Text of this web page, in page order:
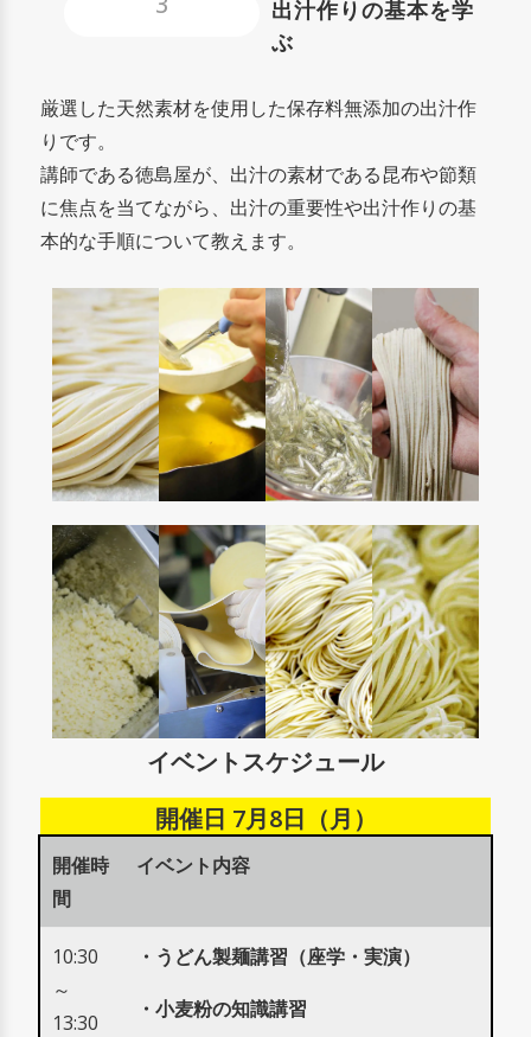
出汁作りの基本を学
ぶ
厳選した天然素材を使用した保存料無添加の出汁作
りです。
講師である徳島屋が、出汁の素材である昆布や節類
に焦点を当てながら、出汁の重要性や出汁作りの基
本的な手順について教えます。
イベントスケジュール
開催日 7月8日（月）
開催時
間
イベント内容
10:30
～
13:30
・うどん製麺講習（座学・実演）
・小麦粉の知識講習